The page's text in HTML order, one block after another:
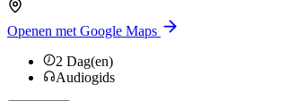
Openen met Google Maps
2 Dag(en)
Audiogids